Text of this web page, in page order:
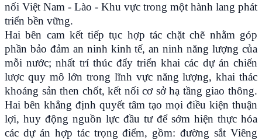
nối Việt Nam - Lào - Khu vực trong một hành lang phát
triển bền vững.
Hai bên cam kết tiếp tục hợp tác chặt chẽ nhằm góp
phần bảo đảm an ninh kinh tế, an ninh năng lượng của
mỗi nước; nhất trí thúc đẩy triển khai các dự án chiến
lược quy mô lớn trong lĩnh vực năng lượng, khai thác
khoáng sản then chốt, kết nối cơ sở hạ tầng giao thông.
Hai bên khẳng định quyết tâm tạo mọi điều kiện thuận
lợi, huy động nguồn lực đầu tư để sớm hiện thực hóa
các dự án hợp tác trọng điểm, gồm: đường sắt Viêng